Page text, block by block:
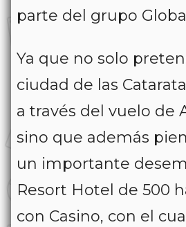
parte del grupo
Ya que no solo
ciudad de las
a través del vuelo de
sino que además
un importante
Resort Hotel de 500
con Casino, con el